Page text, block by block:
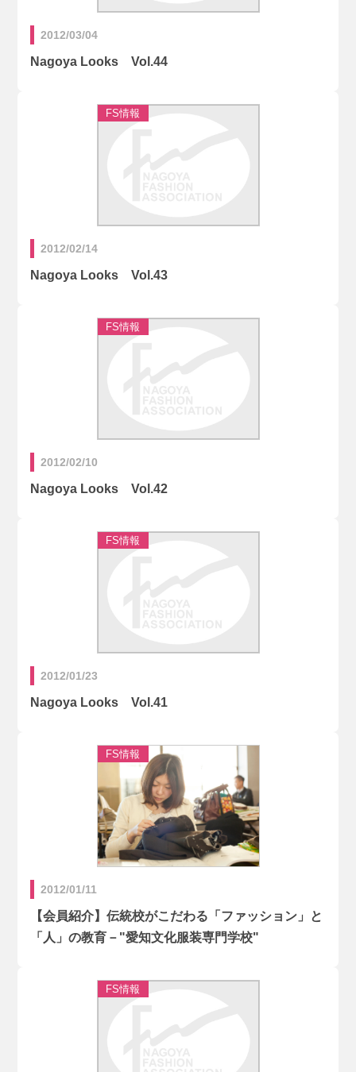
2012/03/04
Nagoya Looks Vol.44
2012/02/14
Nagoya Looks Vol.43
2012/02/10
Nagoya Looks Vol.42
2012/01/23
Nagoya Looks Vol.41
2012/01/11
【会員紹介】伝統校がこだわる「ファッション」と
「人」の教育－"愛知文化服装専門学校"